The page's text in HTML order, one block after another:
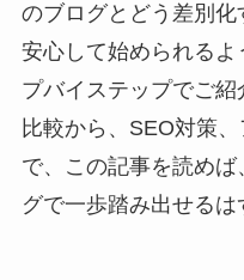
のブログとどう差別
安心して始められる
プバイステップでご
比較から、SEO対策
で、この記事を読め
グで一歩踏み出せるは